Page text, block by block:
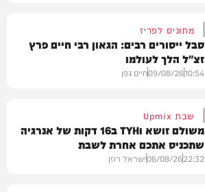
מתוניס לפריז
סבל ייסורים רבים: הגאון רבי חיים פרץ
זצ"ל הלך לעולמו
10:54
09/08/26חיים גפן
שבת Upmix
משולם זושא וTYH ב16 דקות של אנרגיה
שתכניס אתכם אחרת לשבת
22:32
06/08/26ישראל רוזן